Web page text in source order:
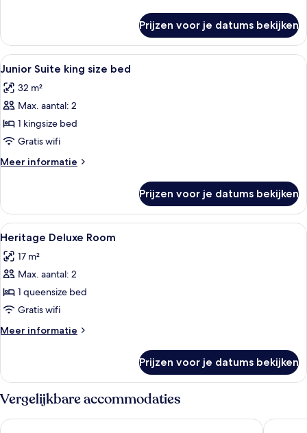
Double
Room
Prijzen voor je datums bekijken
Alle
foto's
voor
Junior
Suite
king
size
bed
Een kluis op de kamer, een bureau,
2
Junior Suite king size bed
32 m²
Max. aantal: 2
1 kingsize bed
Gratis wifi
Meer informatie
Meer
Suite
king
size
Prijzen voor je datums bekijken
Alle
foto's
voor
Heritage
Deluxe
Room
laden
Een kluis op de kamer, een bureau,
1
Heritage Deluxe Room
17 m²
Max. aantal: 2
1 queensize bed
Gratis wifi
Meer informatie
Meer
Deluxe
Room
Prijzen voor je datums bekijken
Vergelijkbare accommodaties
Radisson Blu Hotel, London South Kensington Gem